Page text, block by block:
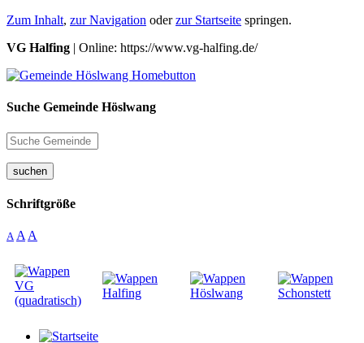
Zum Inhalt, zur Navigation oderzur Startseite springen.
VG Halfing | Online: https://www.vg-halfing.de/
Suche Gemeinde Höslwang
suchen
Schriftgröße
A A A